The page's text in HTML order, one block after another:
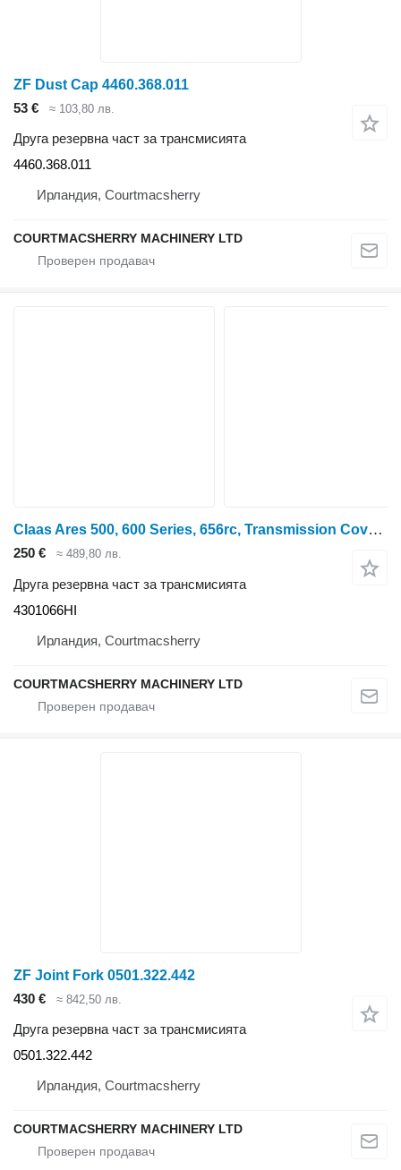
ZF Dust Cap 4460.368.011
53 €
≈ 103,80 лв.
Друга резервна част за трансмисията
4460.368.011
Ирландия, Courtmacsherry
COURTMACSHERRY MACHINERY LTD
Claas Ares 500, 600 Series, 656rc, Transmission Cover , 60050 4301066HI за колесен трактор
250 € ≈ 489,80 лв.
Друга резервна част за трансмисията
4301066HI
Ирландия, Courtmacsherry
COURTMACSHERRY MACHINERY LTD
ZF Joint Fork 0501.322.442
430 €
≈ 842,50 лв.
Друга резервна част за трансмисията
0501.322.442
Ирландия, Courtmacsherry
COURTMACSHERRY MACHINERY LTD